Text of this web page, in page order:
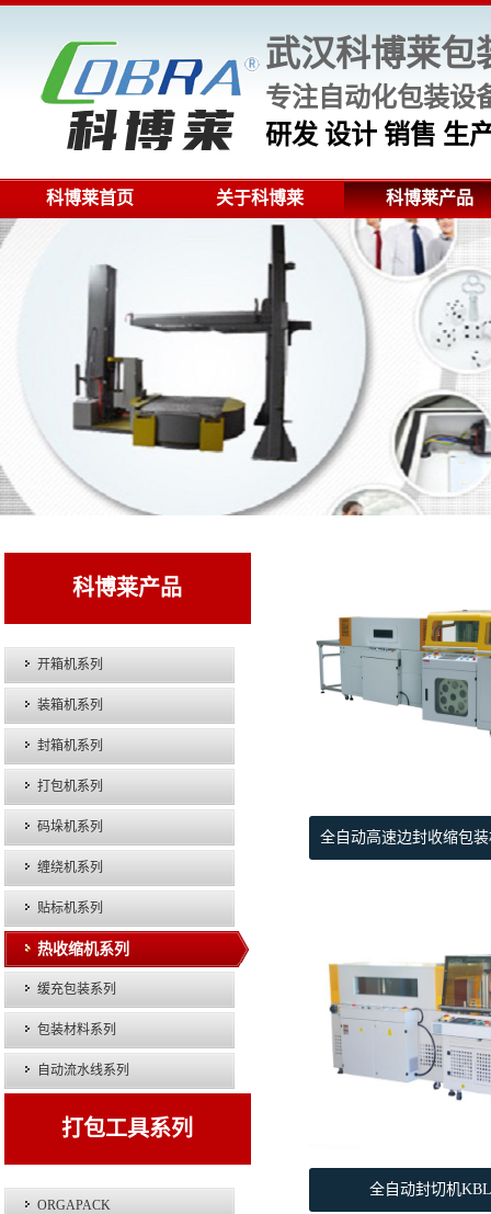
武汉科博莱包
专注自动化包装设
研发 设计 销售 生
科博莱首页 关于科博莱 科博莱产品
科博莱产品
开箱机系列
装箱机系列
封箱机系列
打包机系列
码垛机系列
缠绕机系列
贴标机系列
热收缩机系列
缓充包装系列
包装材料系列
自动流水线系列
打包工具系列
ORGAPACK
全自动高速边封收缩包
全自动封切机